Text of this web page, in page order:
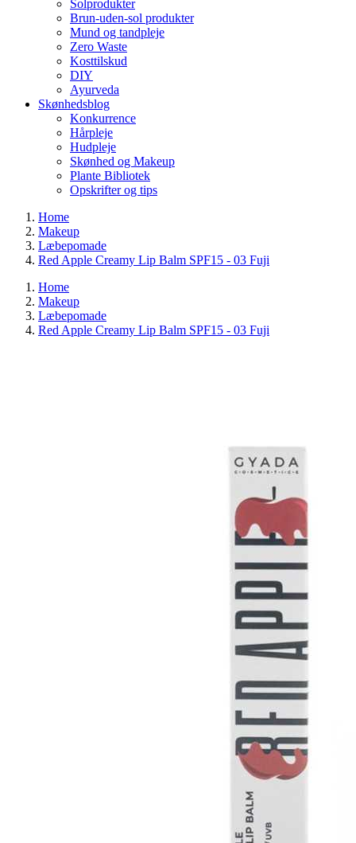
Solprodukter
Brun-uden-sol produkter
Mund og tandpleje
Zero Waste
Kosttilskud
DIY
Ayurveda
Skønhedsblog
Konkurrence
Hårpleje
Hudpleje
Skønhed og Makeup
Plante Bibliotek
Opskrifter og tips
Home
Makeup
Læbepomade
Red Apple Creamy Lip Balm SPF15 - 03 Fuji
Home
Makeup
Læbepomade
Red Apple Creamy Lip Balm SPF15 - 03 Fuji